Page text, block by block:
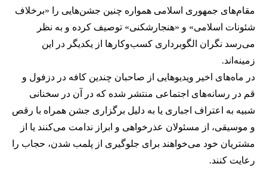
مقام‌های جمهوری اسلامی همواره چنین جشن‌هایی را «برخلاف
شئونات اسلامی» و «هنجارشکنی» توصیف کرده و به نظر
می‌رسد نگران الگوبرداری کسب‌وکارها از یکدیگر در این
زمینه‌اند.
در ماه‌های اخیر ویدیوهایی از صاحبان چندین کافه در دزفول و
قم در رسانه‌های اجتماعی منتشر شده که در آن در سخنانی
شبیه به اعتراف اجباری یا به دلیل برگزاری جشن همراه با رقص
و موسیقی، از مسئولان عذرخواهی و ابراز ندامت می‌کنند یا از
مشتریان خود می‌خواهند برای جلوگیری از پلمب شدن، حجاب را
رعایت کنند.